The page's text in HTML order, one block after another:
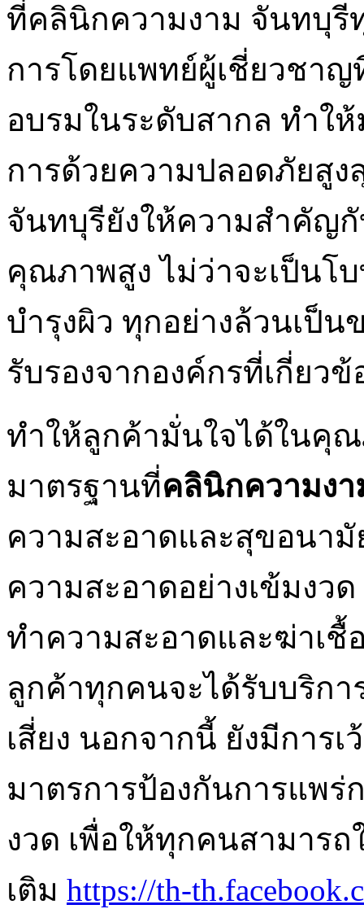
ที่คลินิกความงาม จันทบุรี
การโดยแพทย์ผู้เชี่ยวชา
อบรมในระดับสากล ทำใ
การด้วยความปลอดภัยสู
จันทบุรียังให้ความสำคัญ
คุณภาพสูง ไม่ว่าจะเป็นโ
บำรุงผิว ทุกอย่างล้วนเป็น
รับรองจากองค์กรที่เกี่ยว
ทำให้ลูกค้ามั่นใจได้ในคุ
มาตรฐานที่คลินิกความง
ความสะอาดและสุขอนา
ความสะอาดอย่างเข้มง
ทำความสะอาดและฆ่าเชื้
ลูกค้าทุกคนจะได้รับบริก
เสี่ยง นอกจากนี้ ยังมีการ
มาตรการป้องกันการแพร่
งวด เพื่อให้ทุกคนสามารถ
เติม https://th-